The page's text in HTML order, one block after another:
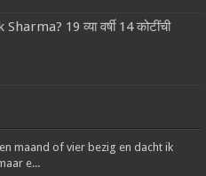
19 व्या वर्षी 14 कोटींची
maand of vier bezig en dacht ik
e...